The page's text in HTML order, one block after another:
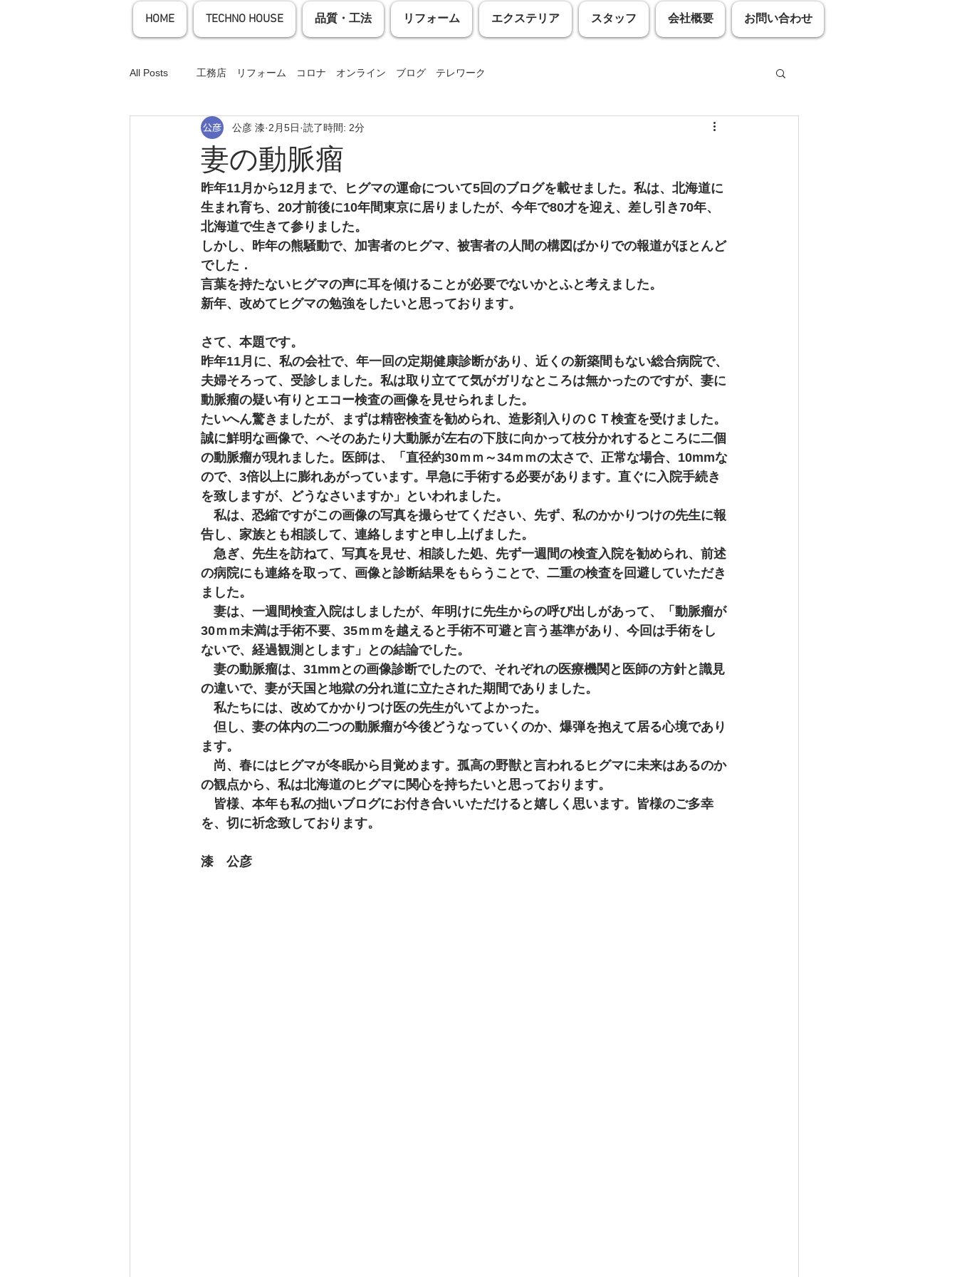
HOME TECHNO HOUSE 品質・工法 リフォーム エクステリア スタッフ 会社概要 お問い合わせ
All Posts 工務店 リフォーム コロナ オンライン ブログ テレワーク
工務店 リフォーム コロナ オンライン テレワーク
工務店 お家時間 ウッドデッキ コロナ BBQ 工務店 リフォーム 補助金 工務店 リフォーム ほうずき 空き家
工務店 リフォーム SDGS コロナ 工務店 鮭 飯鮨 地球温暖化 工務店 リフォーム オリンピック カーリング
工務店 リフォーム 血圧 高血圧 歯医者 麻酔 工務店 ドウダンツツジ 石狩市 大雪
工務店 白鳥 田んぼ 石狩川 早春 シベリア 工務店 ウクライナ ロシア 畑 庭 自給自足
工務店 こどもの日 鯉のぼり 工務店 鍼灸師 デイサービス リハビリ
工務店 エアコン 町の電気屋さん 貧幸のすすめ 畑 介護 工務店 トマト 南蛮 茄子 きゅうり 石油ストーブ
リフォーム 土を喰らう 自給自足 水上勉 沢田研二 松たか子 鷹の爪
工務店 年末のご挨拶
工務店 創業２５周年 リフォーム業 地鎮祭 建て方 工務店 お年玉 お正月
妻の動脈瘤
公彦 漆 2月5日 読了時間: 2分
昨年11月から12月まで、ヒグマの運命について5回のブログを載せました。私は、北海道に
生まれ育ち、20才前後に10年間東京に居りましたが、今年で80才を迎え、差し引き70年、
北海道で生きて参りました。
しかし、昨年の熊騒動で、加害者のヒグマ、被害者の人間の構図ばかりでの報道がほとんど
でした．
言葉を持たないヒグマの声に耳を傾けることが必要でないかとふと考えました。
新年、改めてヒグマの勉強をしたいと思っております。
さて、本題です。
昨年11月に、私の会社で、年一回の定期健康診断があり、近くの新築間もない総合病院で、
夫婦そろって、受診しました。私は取り立てて気がガリなところは無かったのですが、妻に
動脈瘤の疑い有りとエコー検査の画像を見せられました。
たいへん驚きましたが、まずは精密検査を勧められ、造影剤入りのＣＴ検査を受けました。
誠に鮮明な画像で、へそのあたり大動脈が左右の下肢に向かって枝分かれするところに二個
の動脈瘤が現れました。医師は、「直径約30ｍｍ～34ｍｍの太さで、正常な場合、10mmな
ので、3倍以上に膨れあがっています。早急に手術する必要があります。直ぐに入院手続き
を致しますが、どうなさいますか」といわれました。
私は、恐縮ですがこの画像の写真を撮らせてください、先ず、私のかかりつけの先生に報
告し、家族とも相談して、連絡しますと申し上げました。
急ぎ、先生を訪ねて、写真を見せ、相談した処、先ず一週間の検査入院を勧められ、前述
の病院にも連絡を取って、画像と診断結果をもらうことで、二重の検査を回避していただき
ました。
妻は、一週間検査入院はしましたが、年明けに先生からの呼び出しがあって、「動脈瘤が
30ｍｍ未満は手術不要、35ｍｍを越えると手術不可避と言う基準があり、今回は手術をし
ないで、経過観測とします」との結論でした。
妻の動脈瘤は、31mmとの画像診断でしたので、それぞれの医療機関と医師の方針と識見
の違いで、妻が天国と地獄の分れ道に立たされた期間でありました。
私たちには、改めてかかりつけ医の先生がいてよかった。
但し、妻の体内の二つの動脈瘤が今後どうなっていくのか、爆弾を抱えて居る心境であり
ます。
尚、春にはヒグマが冬眠から目覚めます。孤高の野獣と言われるヒグマに未来はあるのか
の観点から、私は北海道のヒグマに関心を持ちたいと思っております。
皆様、本年も私の拙いブログにお付き合いいただけると嬉しく思います。皆様のご多幸
を、切に祈念致しております。
漆　公彦